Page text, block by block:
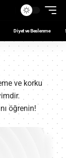
Diyet ve Beslenme
ve korku
öğrenin!